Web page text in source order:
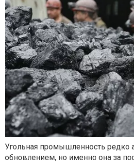
Угольная промышленность редко
обновлением, но именно она за